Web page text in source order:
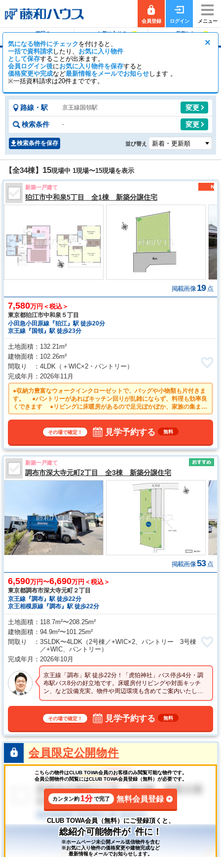
会員登録 ログイン メニュー
前回の
お気に入りの
保存した
×
気になる物件にチェックを付けると、
一括で資料請求したり、 お気に入り物件
として保存することが出来ます。
会員ログイン後にお気に入り物件を保存すると
価格変更や完成など最新情報をメールでお知らせします 。
※一括資料請求は20件までです。
国領駅の新築一戸建て（分譲住宅・一軒家・建
売）
【全34棟】 一般公開29棟 会員公開
路線・駅 京王線国領駅 変更
検索条件 - 変更
検索条件を保存 並び替え
【全34棟】 15現場中 1現場〜15現場を表示
新築一戸建て
狛江市中和泉5丁目 全1棟 新築分譲住宅
掲載画像 19 点
7,580万円＜税込＞
東京都狛江市中和泉５丁目
小田急小田原線『狛江』駅 徒歩20分
京王線『国領』駅 徒歩23分
土地面積
132.21m²
建物面積
102.26m²
間取り
4LDK （＋WIC×2・パントリー）
完成年月
2026年11月
●収納力豊富なウォークインクローゼットで、バッグや小物類も片付きま
す。 ●パントリーがあればキッチン回りが乱雑にならず、料理も効率良
くできます ●リビングに床暖房があるので足元ぽかぽか、家族の集まる
空間を暖めます。 ●24時間換気システムにより、花粉・PM2.5などの微
時間を短縮する食洗機付き
その場で確定！ 見学予約する 無料
新築一戸建て
調布市深大寺元町2丁目 全3棟 新築分譲住宅
掲載画像53 点
6,590万円〜6,690万円＜税込＞
東京都調布市深大寺元町２丁目
京王線『調布』駅 徒歩22分
京王相模原線『調布』駅 徒歩22分
土地面積
118.7m²〜208.25m²
建物面積
94.9m²〜101.25m²
間取り
3SLDK〜4LDK （2号棟／+WIC×2、パントリー 3号棟
／+WIC、パントリー）
完成年月
2026年10月
京王線「調布」駅 徒歩22分！「虎狛神社」バス停歩4分・調
布駅バス8分の好立地です。床暖房付リビングや対面キッチ
ン、など設備充実。物件や周辺環境も含めてご案内いたしま
すので、お気軽にお問い合わせください☆
その場で確定！ 見学予約する 無料
会員限定公開物件
こちらの物件はCLUB TOWA会員のお客様のみ閲覧可能な物件です。
会員公開物件の閲覧にはCLUB TOWA会員登録（無料）が必要です。
カンタン約 1分で完了 無料会員登録
CLUB TOWA会員（無料）にご登録頂くと、
総紹介可能物件が 件に！
※ホームページ未公開メール送信物件を含む
※お気に入り物件の価格変更や建物完成など
最新情報をメールでお知らせします。